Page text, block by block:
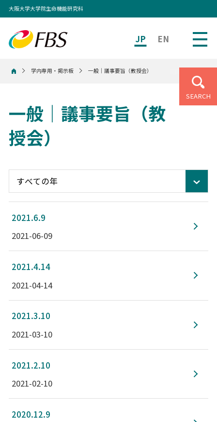
JP EN
大阪大学大学院生命機能研究科
SEARCH
ホーム学内専用・掲示板 一般｜議事要旨（教授会）
一般｜議事要旨（教
授会）
2021.6.9
2021-06-09
2021.4.14
2021-04-14
2021.3.10
2021-03-10
2021.2.10
2021-02-10
2020.12.9